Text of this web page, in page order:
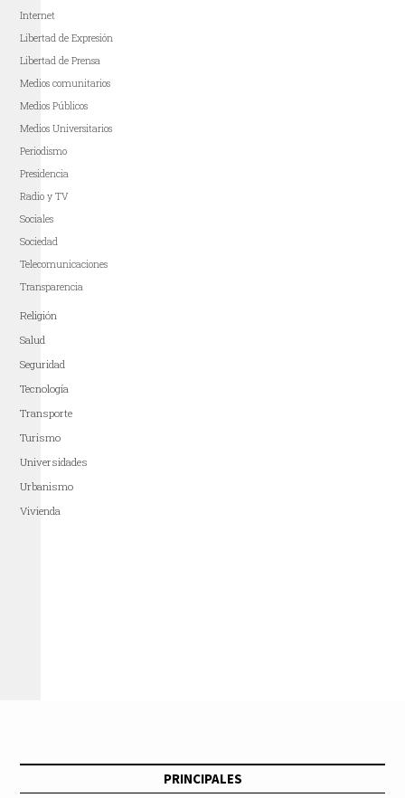
Internet
Libertad de Expresión
Libertad de Prensa
Medios comunitarios
Medios Públicos
Medios Universitarios
Periodismo
Presidencia
Radio y TV
Sociales
Sociedad
Telecomunicaciones
Transparencia
Religión
Salud
Seguridad
Tecnología
Transporte
Turismo
Universidades
Urbanismo
Vivienda
PRINCIPALES